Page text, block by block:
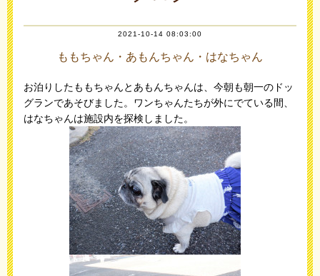
2021-10-14 08:03:00
ももちゃん・あもんちゃん・はなちゃん
お泊りしたももちゃんとあもんちゃんは、今朝も朝一のドッ
グランであそびました。ワンちゃんたちが外にでている間、
はなちゃんは施設内を探検しました。